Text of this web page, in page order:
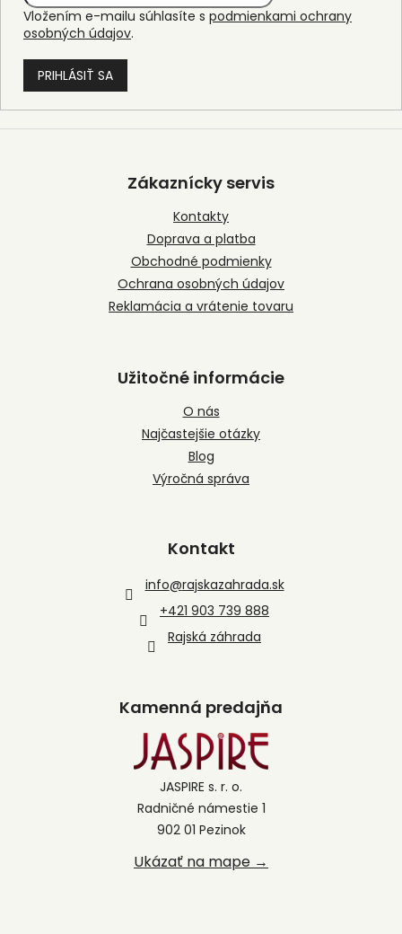
Vložením e-mailu súhlasíte s podmienkami ochrany
osobných údajov.
PRIHLÁSIŤ SA
Z
Zákaznícky servis
Kontakty
Doprava a platba
Obchodné podmienky
Ochrana osobných údajov
Reklamácia a vrátenie tovaru
Užitočné informácie
O nás
Najčastejšie otázky
Blog
Výročná správa
Kontakt
info@rajskazahrada.sk
+421 903 739 888
Rajská záhrada
Kamenná predajňa
JASPIRE s. r. o.
Radničné námestie 1
902 01 Pezinok
Ukázať na mape →